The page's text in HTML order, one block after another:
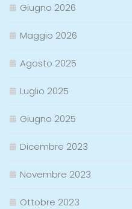
Giugno 2026
Maggio 2026
Agosto 2025
Luglio 2025
Giugno 2025
Dicembre 2023
Novembre 2023
Ottobre 2023